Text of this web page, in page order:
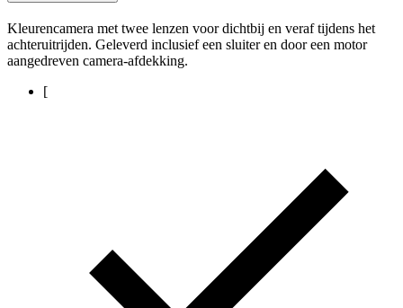
Kleurencamera met twee lenzen voor dichtbij en veraf tijdens het
achteruitrijden. Geleverd inclusief een sluiter en door een motor
aangedreven camera-afdekking.
[